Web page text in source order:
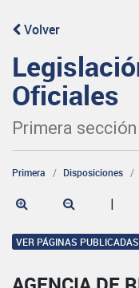
Volver
Oficiales
Primera sección
Primera Disposiciones
|
VER PÁGINAS PUBLICADAS